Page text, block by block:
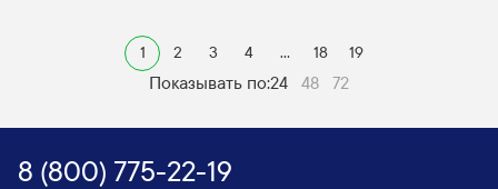
1 2 3 4 ... 18 19
Показывать по:24 48 72
8 (800) 775-22-19